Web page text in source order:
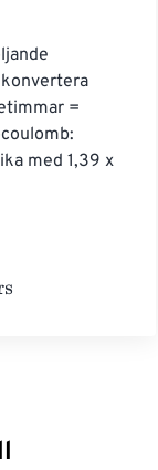
=
med 1,39 x